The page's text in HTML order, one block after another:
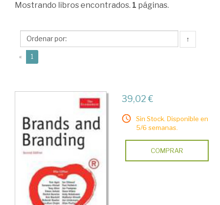
Clifton,
Mostrando libros encontrados. 1 páginas.
↑
« 1
39,02 €
Sin Stock. Disponible en
5/6 semanas.
COMPRAR